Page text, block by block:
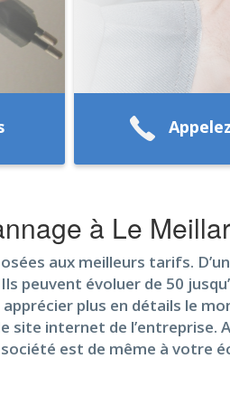
à Le
aux meilleurs tarifs.
évoluer de 50
plus en détails le
internet de l’entreprise.
est de même à votre